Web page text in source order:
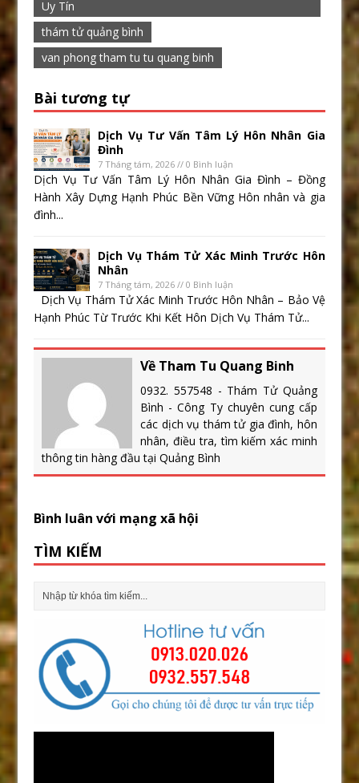
Uy Tín
thám tử quảng bình
van phong tham tu tu quang binh
Bài tương tự
Dịch Vụ Tư Vấn Tâm Lý Hôn Nhân Gia
Đình
7 Tháng tám, 2026 // 0 Bình luận
Dịch Vụ Tư Vấn Tâm Lý Hôn Nhân Gia Đình – Đồng
Hành Xây Dựng Hạnh Phúc Bền Vững Hôn nhân và gia
đình...
Dịch Vụ Thám Tử Xác Minh Trước Hôn
Nhân
7 Tháng tám, 2026 // 0 Bình luận
Dịch Vụ Thám Tử Xác Minh Trước Hôn Nhân – Bảo Vệ
Hạnh Phúc Từ Trước Khi Kết Hôn Dịch Vụ Thám Tử...
Về Tham Tu Quang Binh
0932. 557548 - Thám Tử Quảng
Bình - Công Ty chuyên cung cấp
các dịch vụ thám tử gia đình, hôn
nhân, điều tra, tìm kiếm xác minh
thông tin hàng đầu tại Quảng Bình
Bình luân với mạng xã hội
TÌM KIẾM